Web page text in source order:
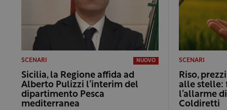
SCENARI NUOVO
Sicilia, la Regione affida ad
Alberto Pulizzi l’interim del
dipartimento Pesca
mediterranea
SCENARI
Riso,
alle stelle:
l’allarme
Coldiretti